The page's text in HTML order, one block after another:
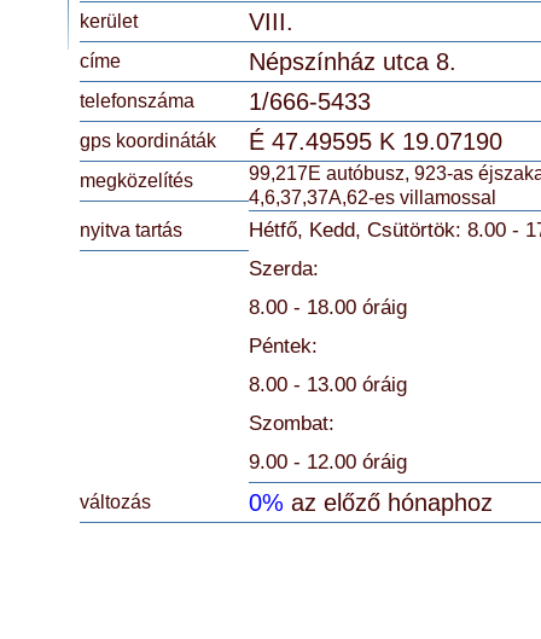
kerület VIII.
címe Népszínház utca 8.
telefonszáma 1/666-5433
gps koordináták É 47.49595K 19.07190
megközelítés
99,217E autóbusz, 923-as
4,6,37,37A,62-es villamossal
nyitva tartás
Hétfő, Kedd, Csütörtök: 8.00 -
Szerda:
8.00 - 18.00 óráig
Péntek:
8.00 - 13.00 óráig
Szombat:
9.00 - 12.00 óráig
változás 0% az előző hónaphoz